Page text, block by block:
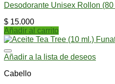
Desodorante Unisex Rollon (80
$ 15.000
Añadir al carrito
Añadir a la lista de deseos
Cabello